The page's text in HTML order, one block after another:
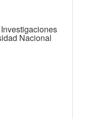
Nacional